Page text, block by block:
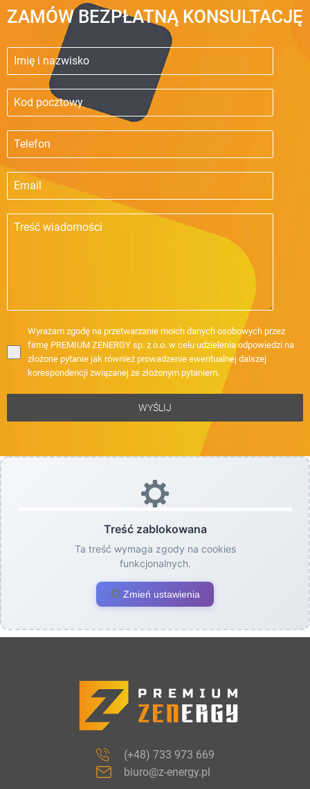
ZAMÓW BEZPŁATNĄ KONSULTACJĘ
Wyrażam zgodę na przetwarzanie moich danych osobowych przez
firmę PREMIUM ZENERGY sp. z o.o. w celu udzielenia odpowiedzi na
złożone pytanie jak również prowadzenie ewentualnej dalszej
korespondencji związanej ze złożonym pytaniem.
WYŚLIJ
Treść zablokowana
Ta treść wymaga zgody na cookies
funkcjonalnych.
Zmień ustawienia
(+48) 733 973 669
biuro@z-energy.pl